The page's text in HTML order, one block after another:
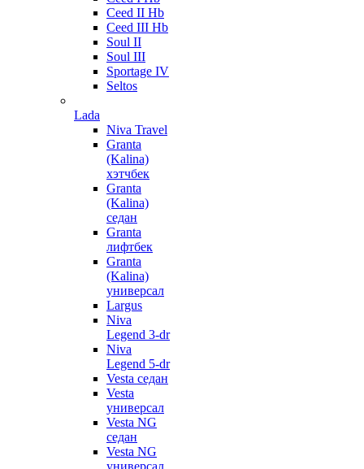
Ceed II Hb
Ceed III Hb
Soul II
Soul III
Sportage IV
Seltos
Lada
Niva Travel
Granta
(Kalina)
хэтчбек
Granta
(Kalina)
седан
Granta
лифтбек
Granta
(Kalina)
универсал
Largus
Niva
Legend 3-dr
Niva
Legend 5-dr
Vesta седан
Vesta
универсал
Vesta NG
седан
Vesta NG
универсал